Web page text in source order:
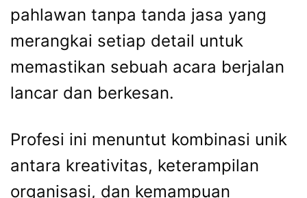
pahlawan tanpa tanda jasa yang
merangkai setiap detail untuk
memastikan sebuah acara berjalan
lancar dan berkesan.
Profesi ini menuntut kombinasi unik
antara kreativitas, keterampilan
organisasi, dan kemampuan